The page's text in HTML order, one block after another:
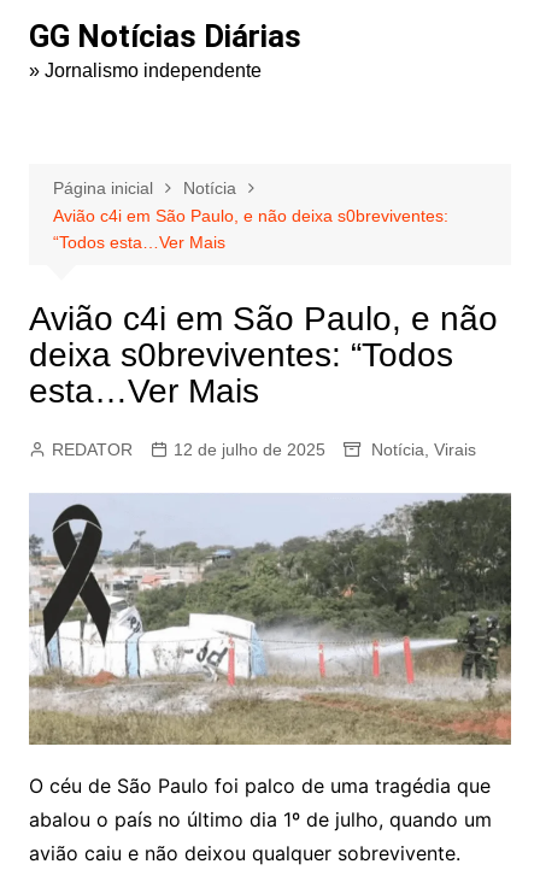
paraGG Notícias Diárias
» Jornalismo independente
Página inicial
Notícia
Avião c4i em São Paulo, e não deixa s0breviventes:
“Todos esta…Ver Mais
Avião c4i em São Paulo, e não
deixa s0breviventes: “Todos
esta…Ver Mais
REDATOR 12 de julho de 2025 Notícia Virais
O céu de São Paulo foi palco de uma tragédia que
abalou o país no último dia 1º de julho, quando um
avião caiu e não deixou qualquer sobrevivente.